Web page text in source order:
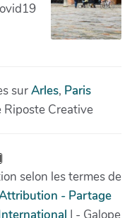
surArles, Paris
Creative
selon les termes de
- Partage